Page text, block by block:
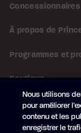
Concessionnaires
À propos de
Programmes et
Boutique
SUIVEZ-NOUS
Nous utilisons
pour améliorer
contenu et les
enregistrer le